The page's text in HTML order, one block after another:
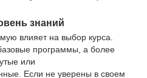
знаний
влияет на выбор курса.
программы, а более
или
Если не уверены в своем